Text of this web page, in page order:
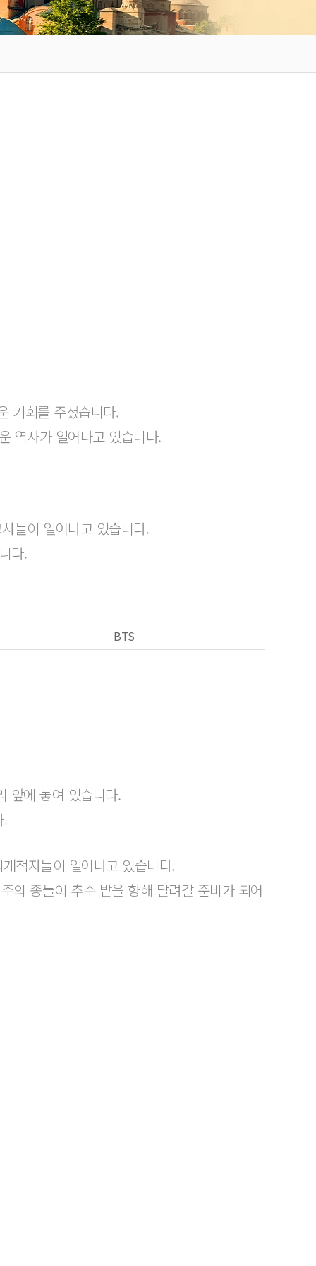
기회를 주셨습니다.
역사가 일어나고 있습니다.
들이 일어나고 있습니다.
다.
BTS
앞에 놓여 있습니다.
.
척자들이 일어나고 있습니다.
의 종들이 추수 밭을 향해 달려갈 준비가 되어